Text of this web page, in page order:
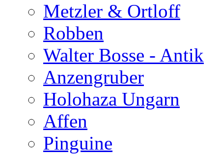
Metzler & Ortloff
Robben
Walter Bosse - Antik
Anzengruber
Holohaza Ungarn
Affen
Pinguine